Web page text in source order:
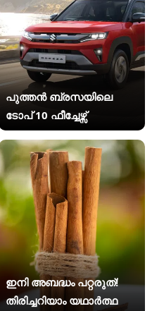
പുത്തൻ ബ്രസയിലെ
ടോപ് 10 ഫീച്ചേഴ്സ്
ഇനി അബദ്ധം പറ്റരുത്!
തിരിച്ചറിയാം യഥാര്‍ത്ഥ